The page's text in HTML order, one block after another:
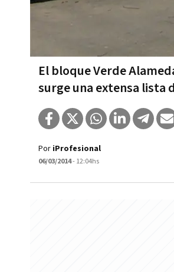
El bloque Verde
surge una extensa lista
Por iProfesional
06/03/2014- 12:04hs